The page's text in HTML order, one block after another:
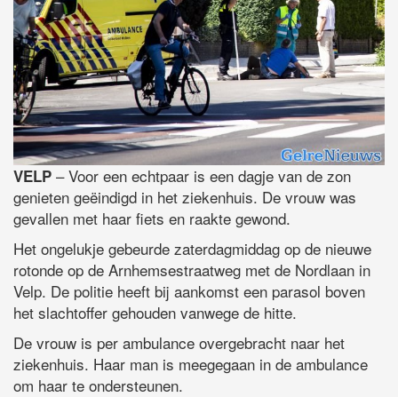
VELP – Voor een echtpaar is een dagje van de zon
genieten geëindigd in het ziekenhuis. De vrouw was
gevallen met haar fiets en raakte gewond.
Het ongelukje gebeurde zaterdagmiddag op de nieuwe
rotonde op de Arnhemsestraatweg met de Nordlaan in
Velp. De politie heeft bij aankomst een parasol boven
het slachtoffer gehouden vanwege de hitte.
De vrouw is per ambulance overgebracht naar het
ziekenhuis. Haar man is meegegaan in de ambulance
om haar te ondersteunen.